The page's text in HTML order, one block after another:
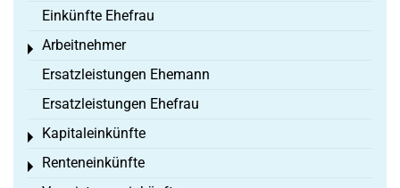
Einkünfte Ehefrau
Arbeitnehmer
Toggle menu
Ersatzleistungen Ehemann
Ersatzleistungen Ehefrau
Kapitaleinkünfte
Toggle menu
Renteneinkünfte
Toggle menu